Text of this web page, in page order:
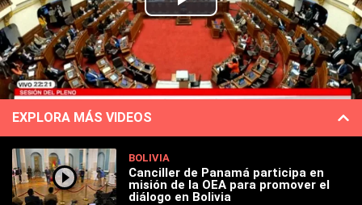
Play
Video
EXPLORA MÁS VIDEOS
BOLIVIA
Canciller de Panamá participa en
misión de la OEA para promover el
diálogo en Bolivia